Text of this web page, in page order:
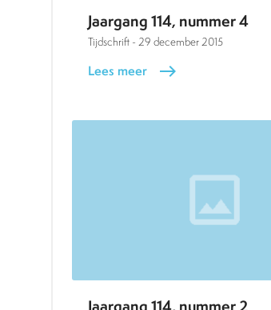
Jaargang 114, nummer 4
Tijdschrift - 29 december 2015
Lees meer east